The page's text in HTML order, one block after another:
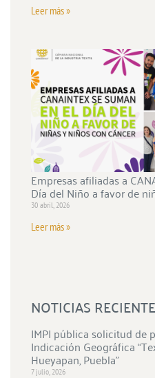
Leer más »
Empresas afiliadas a
Día del Niño a favor de
30 abril, 2026
Leer más »
NOTICIAS
IMPI pública solicitud de
Indicación Geográfica
Hueyapan, Puebla”
7 julio, 2026